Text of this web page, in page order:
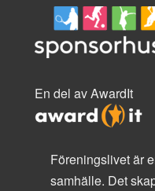
En del av AwardIt
Föreningslivet är
samhälle. Det